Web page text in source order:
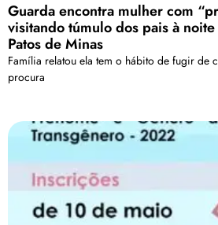
Guarda encontra mulher com
visitando túmulo dos pais à
Patos de Minas
Família relatou ela tem o hábito de fugir de
procura